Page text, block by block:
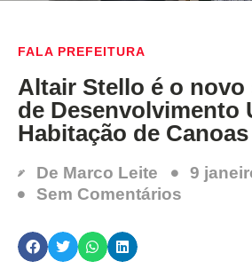
FALA PREFEITURA
Altair Stello é o novo
de Desenvolvimento
Habitação de Canoas
De Marco Leite
9
Sem Comentários